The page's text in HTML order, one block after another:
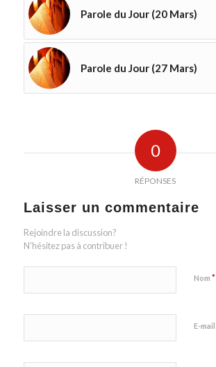
Parole du Jour (20 Mars)
Parole du Jour (27 Mars)
0
RÉPONSES
Laisser un commentaire
Rejoindre la discussion?
N’hésitez pas à contribuer !
Nom *
E-mail